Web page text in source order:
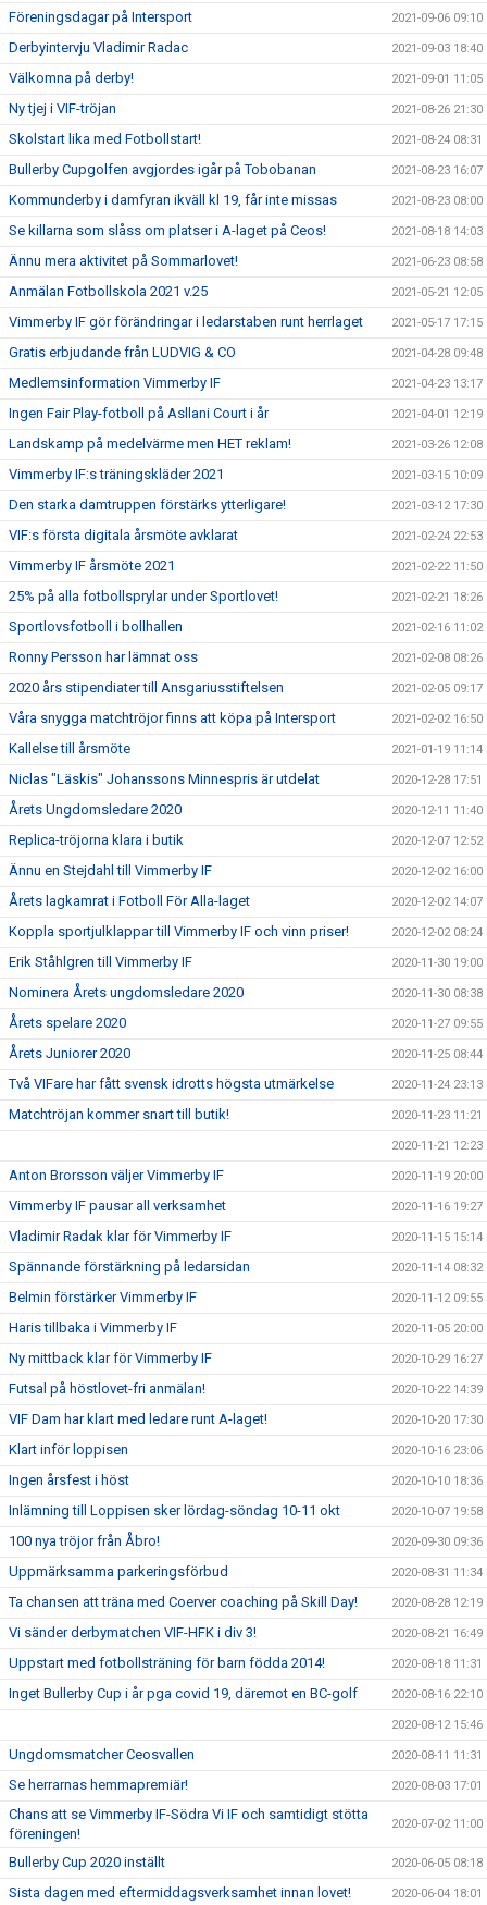
Föreningsdagar på Intersport 2021-09-06 09:10
Derbyintervju Vladimir Radac 2021-09-03 18:40
Välkomna på derby! 2021-09-01 11:05
Ny tjej i VIF-tröjan 2021-08-26 21:30
Skolstart lika med Fotbollstart! 2021-08-24 08:31
Bullerby Cupgolfen avgjordes igår på Tobobanan 2021-08-23 16:07
Kommunderby i damfyran ikväll kl 19, får inte missas 2021-08-23 08:00
Se killarna som slåss om platser i A-laget på Ceos! 2021-08-18 14:03
Ännu mera aktivitet på Sommarlovet! 2021-06-23 08:58
Anmälan Fotbollskola 2021 v.25 2021-05-21 12:05
Vimmerby IF gör förändringar i ledarstaben runt herrlaget 2021-05-17 17:15
Gratis erbjudande från LUDVIG & CO 2021-04-28 09:48
Medlemsinformation Vimmerby IF 2021-04-23 13:17
Ingen Fair Play-fotboll på Asllani Court i år 2021-04-01 12:19
Landskamp på medelvärme men HET reklam! 2021-03-26 12:08
Vimmerby IF:s träningskläder 2021 2021-03-15 10:09
Den starka damtruppen förstärks ytterligare! 2021-03-12 17:30
VIF:s första digitala årsmöte avklarat 2021-02-24 22:53
Vimmerby IF årsmöte 2021 2021-02-22 11:50
25% på alla fotbollsprylar under Sportlovet! 2021-02-21 18:26
Sportlovsfotboll i bollhallen 2021-02-16 11:02
Ronny Persson har lämnat oss 2021-02-08 08:26
2020 års stipendiater till Ansgariusstiftelsen 2021-02-05 09:17
Våra snygga matchtröjor finns att köpa på Intersport 2021-02-02 16:50
Kallelse till årsmöte 2021-01-19 11:14
Niclas "Läskis" Johanssons Minnespris är utdelat 2020-12-28 17:51
Årets Ungdomsledare 2020 2020-12-11 11:40
Replica-tröjorna klara i butik 2020-12-07 12:52
Ännu en Stejdahl till Vimmerby IF 2020-12-02 16:00
Årets lagkamrat i Fotboll För Alla-laget 2020-12-02 14:07
Koppla sportjulklappar till Vimmerby IF och vinn priser! 2020-12-02 08:24
Erik Ståhlgren till Vimmerby IF 2020-11-30 19:00
Nominera Årets ungdomsledare 2020 2020-11-30 08:38
Årets spelare 2020 2020-11-27 09:55
Årets Juniorer 2020 2020-11-25 08:44
Två VIFare har fått svensk idrotts högsta utmärkelse 2020-11-24 23:13
Matchtröjan kommer snart till butik! 2020-11-23 11:21
2020-11-21 12:23
Anton Brorsson väljer Vimmerby IF 2020-11-19 20:00
Vimmerby IF pausar all verksamhet 2020-11-16 19:27
Vladimir Radak klar för Vimmerby IF 2020-11-15 15:14
Spännande förstärkning på ledarsidan 2020-11-14 08:32
Belmin förstärker Vimmerby IF 2020-11-12 09:55
Haris tillbaka i Vimmerby IF 2020-11-05 20:00
Ny mittback klar för Vimmerby IF 2020-10-29 16:27
Futsal på höstlovet-fri anmälan! 2020-10-22 14:39
VIF Dam har klart med ledare runt A-laget! 2020-10-20 17:30
Klart inför loppisen 2020-10-16 23:06
Ingen årsfest i höst 2020-10-10 18:36
Inlämning till Loppisen sker lördag-söndag 10-11 okt 2020-10-07 19:58
100 nya tröjor från Åbro! 2020-09-30 09:36
Uppmärksamma parkeringsförbud 2020-08-31 11:34
Ta chansen att träna med Coerver coaching på Skill Day! 2020-08-28 12:19
Vi sänder derbymatchen VIF-HFK i div 3! 2020-08-21 16:49
Uppstart med fotbollsträning för barn födda 2014! 2020-08-18 11:31
Inget Bullerby Cup i år pga covid 19, däremot en BC-golf 2020-08-16 22:10
2020-08-12 15:46
Ungdomsmatcher Ceosvallen 2020-08-11 11:31
Se herrarnas hemmapremiär! 2020-08-03 17:01
Chans att se Vimmerby IF-Södra Vi IF och samtidigt stötta
föreningen!
2020-07-02 11:00
Bullerby Cup 2020 inställt 2020-06-05 08:18
Sista dagen med eftermiddagsverksamhet innan lovet! 2020-06-04 18:01